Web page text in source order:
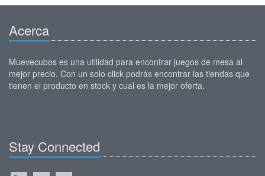
Acerca
Muevecubos es una utilidad para encontrar juegos de mesa al
mejor precio. Con un solo click podrás encontrar las tiendas que
tienen el producto en stock y cual es la mejor oferta.
Stay Connected